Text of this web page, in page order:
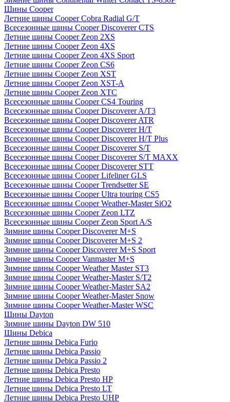
Шины Cooper
Летние шины Cooper Cobra Radial G/T
Всесезонные шины Cooper Discoverer CTS
Летние шины Cooper Zeon 2XS
Летние шины Cooper Zeon 4XS
Летние шины Cooper Zeon 4XS Sport
Летние шины Cooper Zeon CS6
Летние шины Cooper Zeon XST
Летние шины Cooper Zeon XST-A
Летние шины Cooper Zeon XTC
Всесезонные шины Cooper CS4 Touring
Всесезонные шины Cooper Discoverer A/T3
Всесезонные шины Cooper Discoverer ATR
Всесезонные шины Cooper Discoverer H/T
Всесезонные шины Cooper Discoverer H/T Plus
Всесезонные шины Cooper Discoverer S/T
Всесезонные шины Cooper Discoverer S/T MAXX
Всесезонные шины Cooper Discoverer STT
Всесезонные шины Cooper Lifeliner GLS
Всесезонные шины Cooper Trendsetter SE
Всесезонные шины Cooper Ultra touring CS5
Всесезонные шины Cooper Weather-Master SiO2
Всесезонные шины Cooper Zeon LTZ
Всесезонные шины Cooper Zeon Sport A/S
Зимние шины Cooper Discoverer M+S
Зимние шины Cooper Discoverer M+S 2
Зимние шины Cooper Discoverer M+S Sport
Зимние шины Cooper Vanmaster M+S
Зимние шины Cooper Weather Master ST3
Зимние шины Cooper Weather-Master S/T2
Зимние шины Cooper Weather-Master SA2
Зимние шины Cooper Weather-Master Snow
Зимние шины Cooper Weather-Master WSC
Шины Dayton
Зимние шины Dayton DW 510
Шины Debica
Летние шины Debica Furio
Летние шины Debica Passio
Летние шины Debica Passio 2
Летние шины Debica Presto
Летние шины Debica Presto HP
Летние шины Debica Presto LT
Летние шины Debica Presto UHP